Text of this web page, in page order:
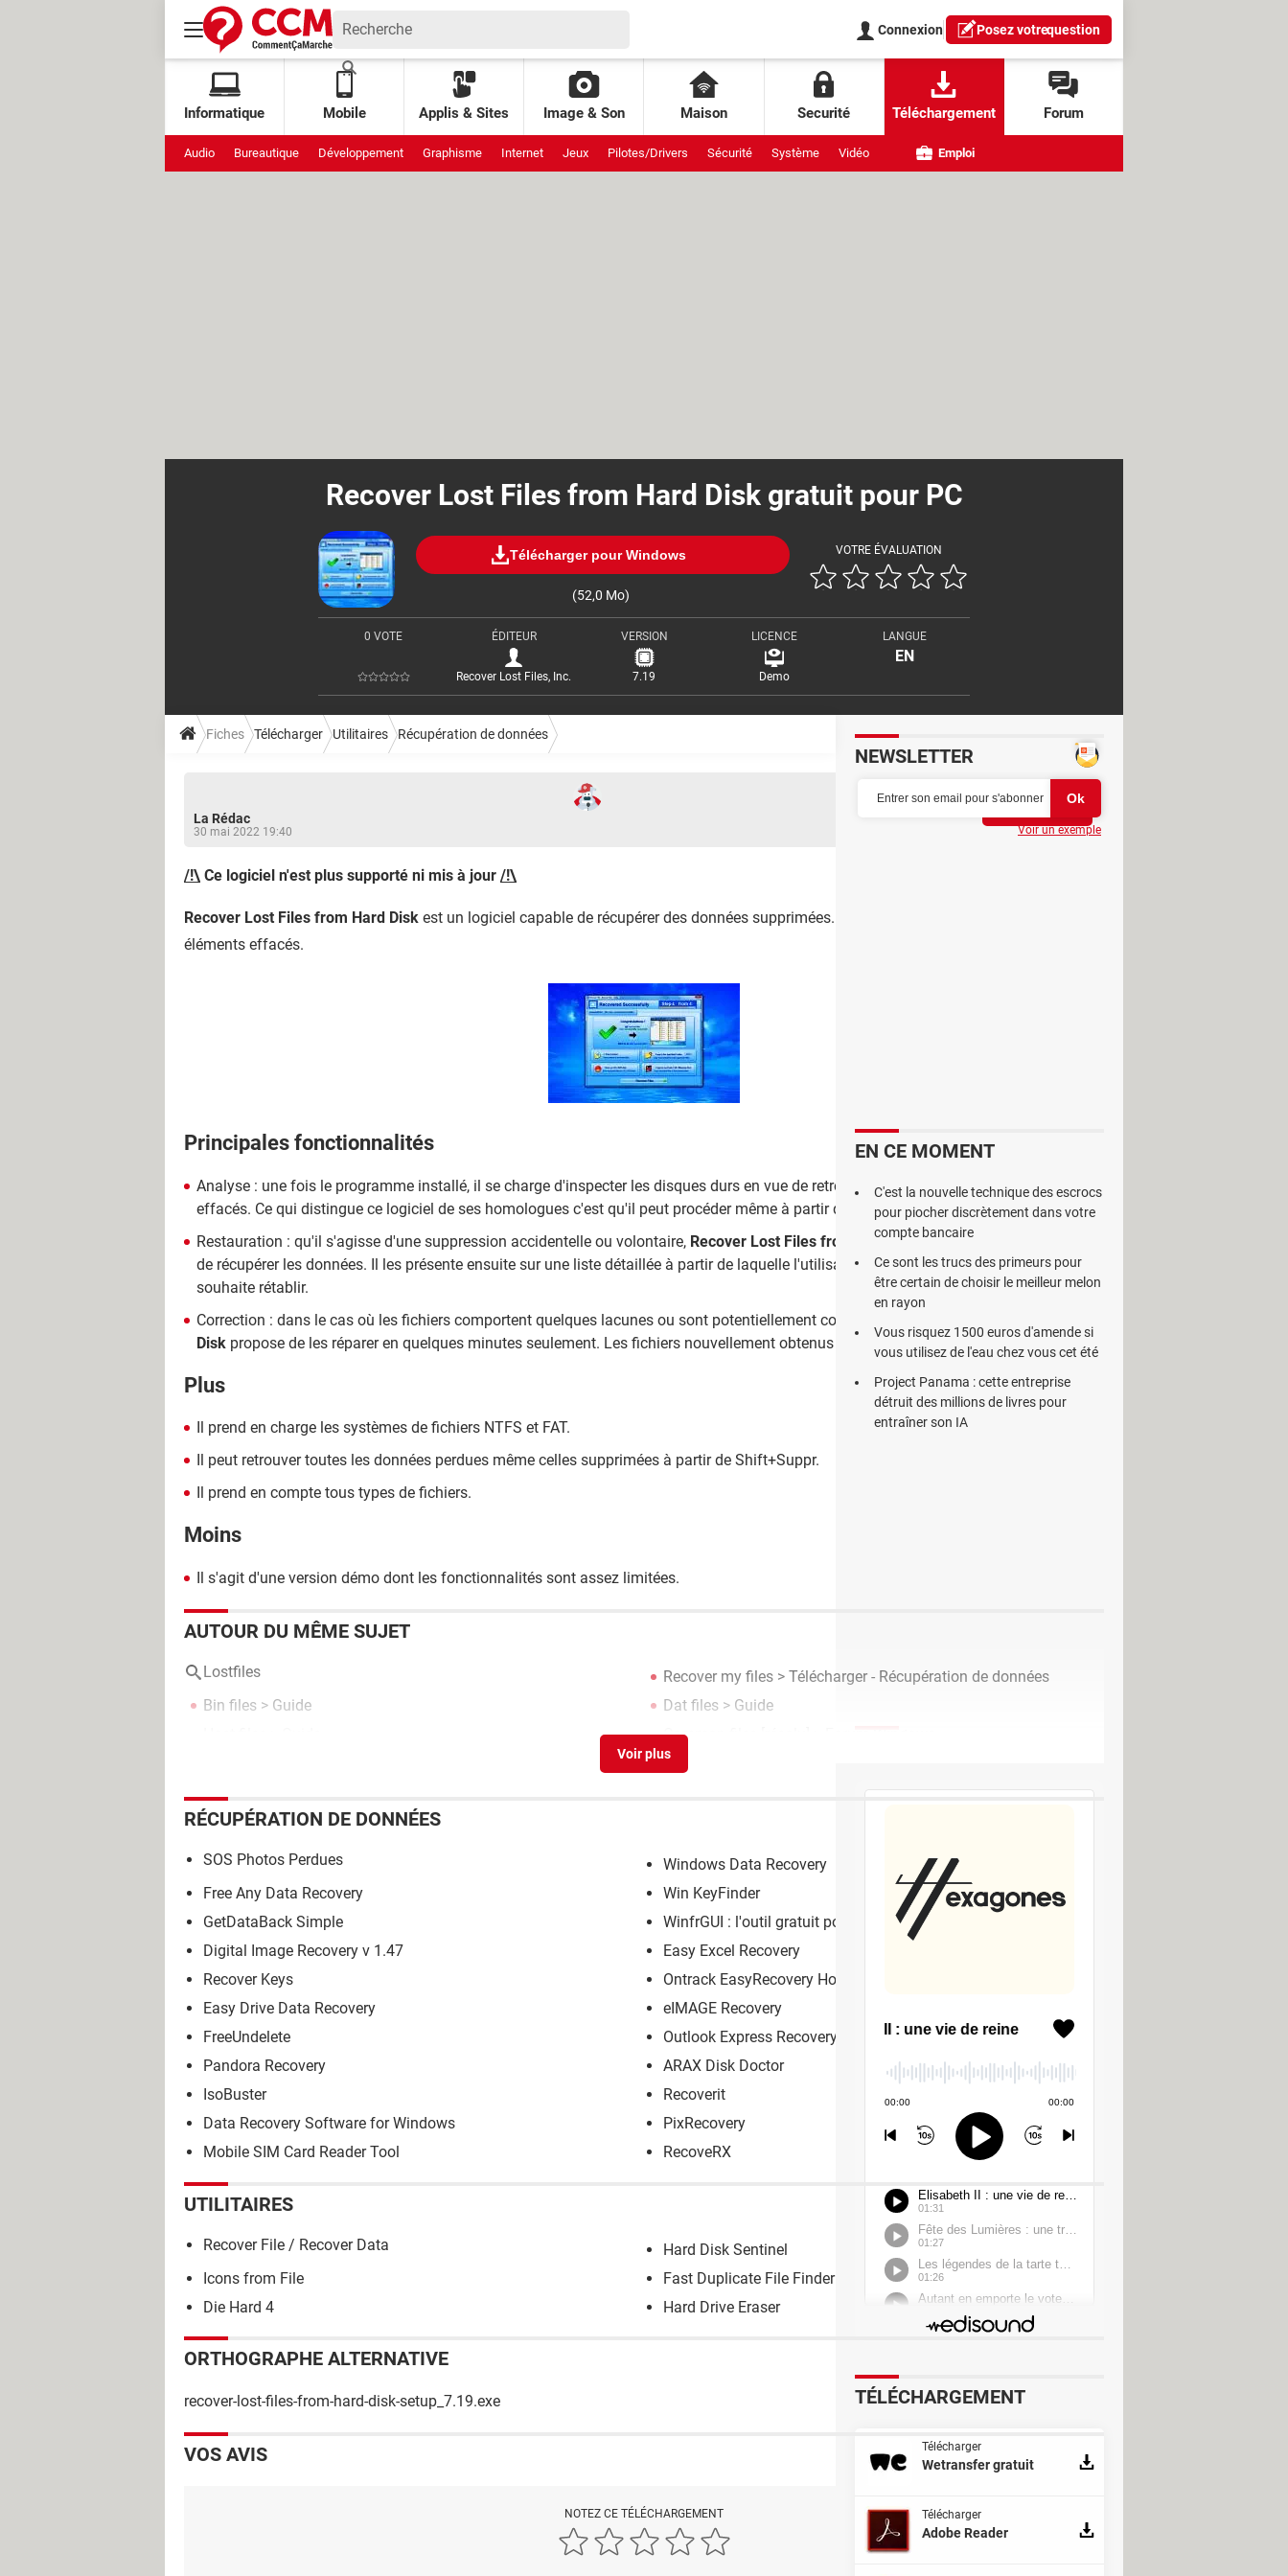
Connexion Posez votrequestion
Informatique Mobile Applis & Sites Image & Son Maison Securité Téléchargement Forum
Audio Bureautique Développement Graphisme Internet Jeux Pilotes/Drivers Sécurité Système Vidéo Emploi
Recover Lost Files from Hard Disk gratuit pour PC
Télécharger pour Windows
(52,0 Mo)
VOTRE ÉVALUATION
0 VOTE ÉDITEUR
Recover Lost Files, Inc.
VERSION
7.19
LICENCE
Demo
LANGUE
EN
Fiches Télécharger Utilitaires Récupération de données
La Rédac
30 mai 2022 19:40
/!\ Ce logiciel n'est plus supporté ni mis à jour /!\
Recover Lost Files from Hard Disk est un logiciel capable de récupérer des données supprimées. Il permet de retrouver l'état initial des
éléments effacés.
Principales fonctionnalités
Analyse : une fois le programme installé, il se charge d'inspecter les disques durs en vue de retrouver tous les fichiers qui ont été
effacés. Ce qui distingue ce logiciel de ses homologues c'est qu'il peut procéder même à partir d'un disque formaté.
Restauration : qu'il s'agisse d'une suppression accidentelle ou volontaire, Recover Lost Files from Hard Disksera toujours en mesure
de récupérer les données. Il les présente ensuite sur une liste détaillée à partir de laquelle l'utilisateur pourra sélectionner celles qu'il
souhaite rétablir.
Correction : dans le cas où les fichiers comportent quelques lacunes ou sont potentiellement corrompus,
Disk propose de les réparer en quelques minutes seulement. Les fichiers nouvellement obtenus reflèteront l'original.
Plus
Il prend en charge les systèmes de fichiers NTFS et FAT.
Il peut retrouver toutes les données perdues même celles supprimées à partir de Shift+Suppr.
Il prend en compte tous types de fichiers.
Moins
Il s'agit d'une version démo dont les fonctionnalités sont assez limitées.
AUTOUR DU MÊME SUJET
Lostfiles Recover my files > Télécharger - Récupération de données
Bin files > Guide Dat files > Guide
Common files
RÉCUPÉRATION DE DONNÉES
SOS Photos Perdues
Windows Data Recovery
Free Any Data Recovery
Win KeyFinder
GetDataBack Simple
WinfrGUI : l'outil gratuit pour récupérer des données sur PC
Digital Image Recovery v 1.47
Easy Excel Recovery
Recover Keys
Ontrack EasyRecovery Home
Easy Drive Data Recovery
eIMAGE Recovery
FreeUndelete
Outlook Express Recovery Free
Pandora Recovery
ARAX Disk Doctor
IsoBuster
Recoverit
Data Recovery Software for Windows
PixRecovery
Mobile SIM Card Reader Tool
RecoveRX
UTILITAIRES
Recover File / Recover Data
Hard Disk Sentinel
Icons from File
Fast Duplicate File Finder - Disk Cleanup
Die Hard 4
Hard Drive Eraser
ORTHOGRAPHE ALTERNATIVE
recover-lost-files-from-hard-disk-setup_7.19.exe
VOS AVIS
NOTEZ CE TÉLÉCHARGEMENT
NEWSLETTER
Voir un exemple
EN CE MOMENT
C'est la nouvelle technique des escrocs
pour piocher discrètement dans votre
compte bancaire
Ce sont les trucs des primeurs pour
être certain de choisir le meilleur melon
en rayon
Vous risquez 1500 euros d'amende si
vous utilisez de l'eau chez vous cet été
Project Panama : cette entreprise
détruit des millions de livres pour
entraîner son IA
TÉLÉCHARGEMENT
Télécharger
Wetransfer gratuit
Télécharger
Adobe Reader